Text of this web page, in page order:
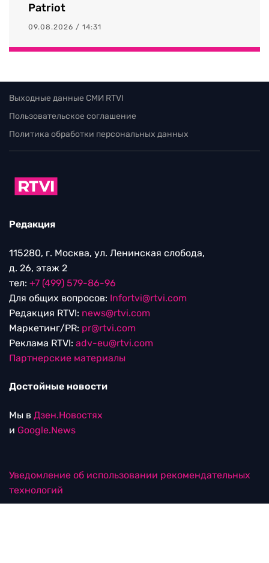
Patriot
09.08.2026 / 14:31
Выходные данные СМИ RTVI
Пользовательское соглашение
Политика обработки персональных данных
Редакция
115280, г. Москва, ул. Ленинская слобода,
д. 26, этаж 2
тел: +7 (499) 579-86-96
Для общих вопросов: Infortvi@rtvi.com
Редакция RTVI: news@rtvi.com
Маркетинг/PR: pr@rtvi.com
Реклама RTVI: adv-eu@rtvi.com
Партнерские материалы
Достойные новости
Мы в Дзен.Новостях
и Google.News
Уведомление об использовании рекомендательных
технологий